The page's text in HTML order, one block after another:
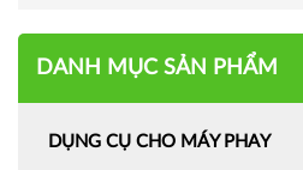
DANH MỤC SẢN PHẨM
DỤNG CỤ CHO MÁY PHAY